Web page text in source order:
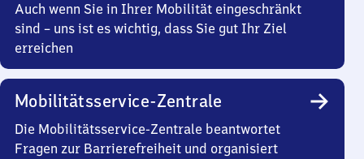
Auch wenn Sie in Ihrer Mobilität eingeschränkt
sind – uns ist es wichtig, dass Sie gut Ihr Ziel
erreichen
Mobilitätsservice-Zentrale
Die Mobilitätsservice-Zentrale beantwortet
Fragen zur Barrierefreiheit und organisiert